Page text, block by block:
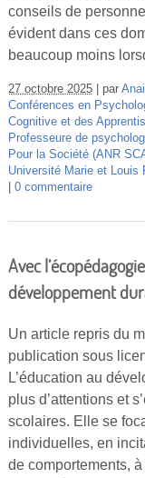
conseils de
évident dans ces
beaucoup moins
27 octobre 2025 par
Conférences en
Cognitive et des
Professeure de
Pour la Société (ANR
Université Marie et Louis
0 commentaire
Avec
développement
Un article repris du
publication sous
L’éducation au
plus d’attentions et
scolaires. Elle se
individuelles, en
de comportements,